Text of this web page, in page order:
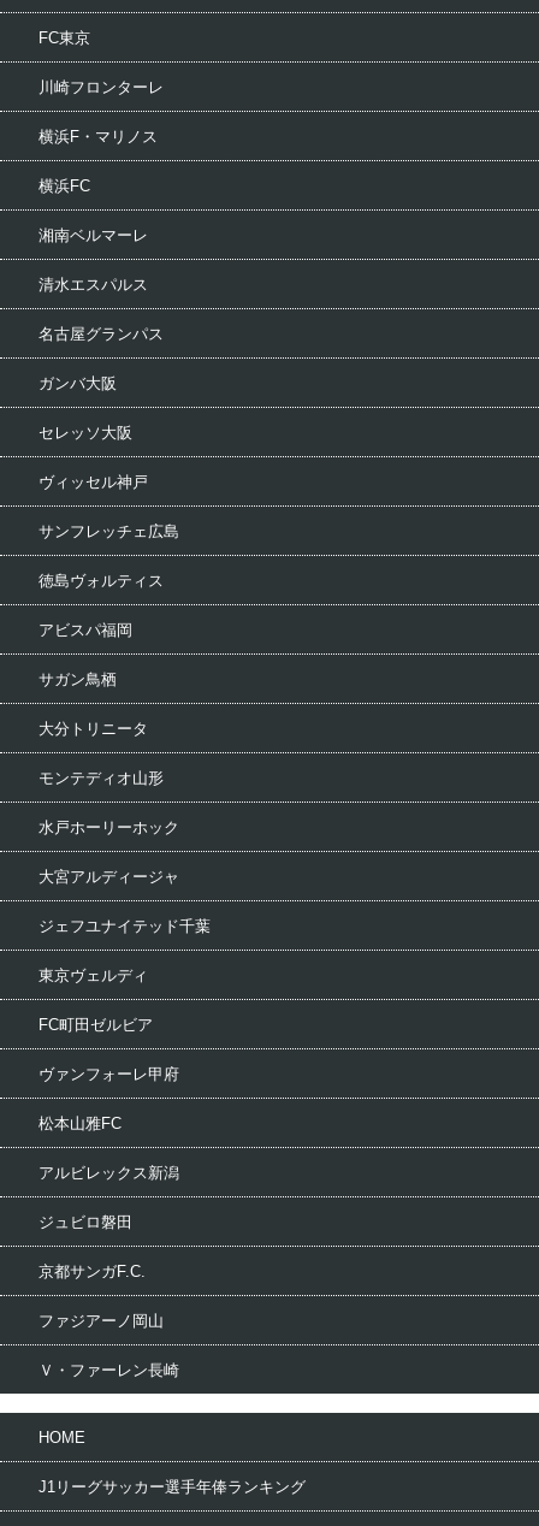
FC東京
川崎フロンターレ
横浜F・マリノス
横浜FC
湘南ベルマーレ
清水エスパルス
名古屋グランパス
ガンバ大阪
セレッソ大阪
ヴィッセル神戸
サンフレッチェ広島
徳島ヴォルティス
アビスパ福岡
サガン鳥栖
大分トリニータ
モンテディオ山形
水戸ホーリーホック
大宮アルディージャ
ジェフユナイテッド千葉
東京ヴェルディ
FC町田ゼルビア
ヴァンフォーレ甲府
松本山雅FC
アルビレックス新潟
ジュビロ磐田
京都サンガF.C.
ファジアーノ岡山
Ｖ・ファーレン長崎
HOME
J1リーグサッカー選手年俸ランキング